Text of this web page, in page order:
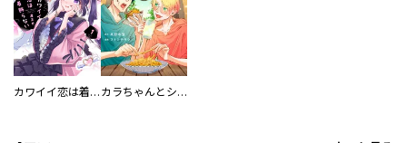
カワイイ恋は着飾らない カラちゃんとシトーさんと、 【分冊版】